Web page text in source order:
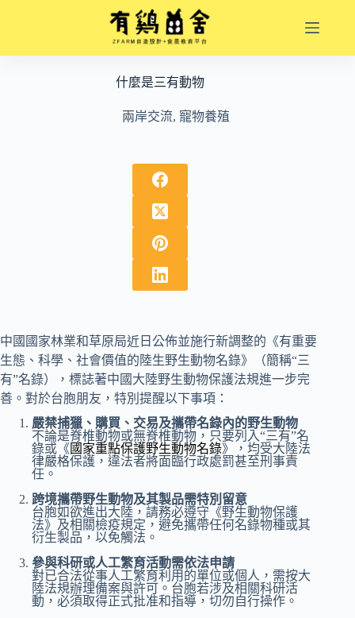
什麼是三有動物
兩岸交流, 寵物養殖
中國國家林業和草原局近日公佈並施行新調整的《有重要
生態、科學、社會價值的陸生野生動物名錄》（簡稱“三
有”名錄），標誌著中國大陸野生動物保護法規進一步完
善。對於台胞朋友，特別提醒以下事項：
嚴禁捕獵、購買、交易及攜帶名錄內的野生動物
不論是脊椎動物或無脊椎動物，只要列入“三有”名
錄或《 國家重點保護野生動物名錄》，均受大陸法
律嚴格保護，違法者將面臨行政處罰甚至刑事責
任。
跨境攜帶野生動物及其製品需特別留意
台胞如欲進出大陸，請務必遵守《野生動物保護
法》及相關檢疫規定，避免攜帶任何名錄物種或其
衍生製品，以免觸法。
參與科研或人工繁育活動需依法申請
對已合法從事人工繁育利用的單位或個人，需按大
陸法規辦理備案與許可。台胞若涉及相關科研活
動，必須取得正式批准和指導，切勿自行操作。